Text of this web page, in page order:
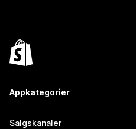
Appkategorier
Salgskanaler